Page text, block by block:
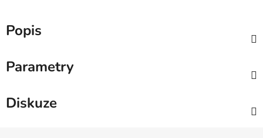
Popis
Parametry
Diskuze